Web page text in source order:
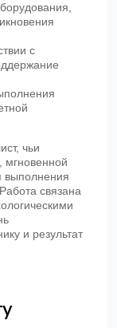
с
чьи
мгновенной
выполнения
связана
и результат